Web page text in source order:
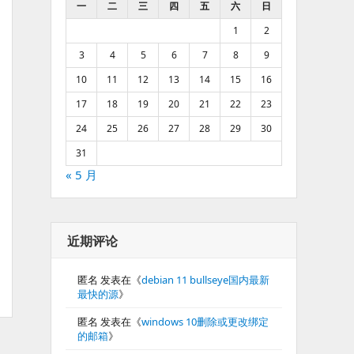
一 二 三 四 五 六
日
1
2
3
4 5 6 7 8
9
10
11 12 13 14 15
16
17
18 19 20 21 22
23
24
25 26 27 28 29
30
31
« 5 月
近期评论
匿名 发表在《debian 11 bullseye国内最新
最快的源》
匿名 发表在《windows 10删除或更改绑定
的邮箱》